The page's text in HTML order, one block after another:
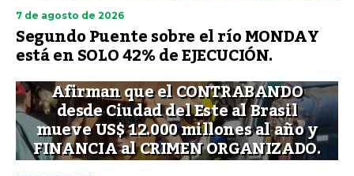
7 de agosto de 2026
Segundo Puente sobre el río MONDAY
está en SOLO 42% de EJECUCIÓN.
Afirman que el CONTRABANDO
desde Ciudad del Este al Brasil
mueve US$ 12.000 millones al año y
FINANCIA al CRIMEN ORGANIZADO.